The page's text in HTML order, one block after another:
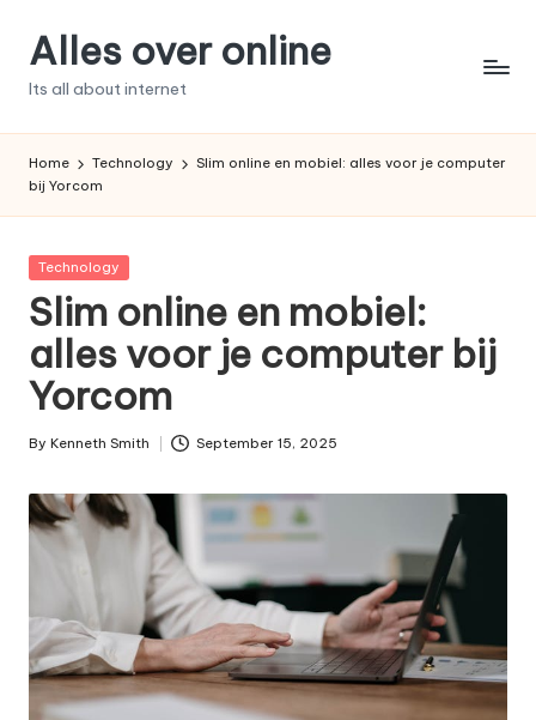
SkipAlles over online
Its all about internet
Home Technology
Slim online en mobiel: alles voor je computer
bij Yorcom
Posted
Technology
Slim online en mobiel:
alles voor je computer bij
Yorcom
Posted
By Kenneth Smith September 15, 2025